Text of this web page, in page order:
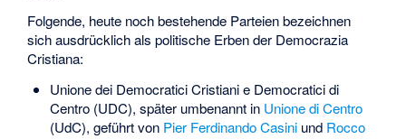
Folgende, heute noch bestehende Parteien bezeichnen
sich ausdrücklich als politische Erben der Democrazia
Cristiana:
Unione dei Democratici Cristiani e Democratici di
Centro (UDC), später umbenannt in Unione di Centro
(UdC), geführt von Pier Ferdinando Casiniund Rocco